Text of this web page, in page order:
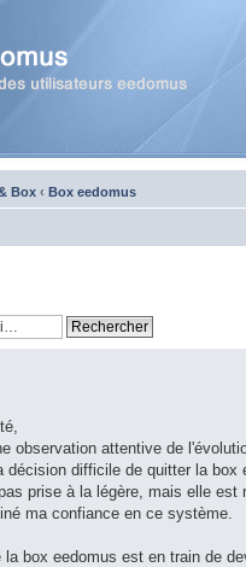
Box ‹ Box eedomus
observation attentive de
décision difficile de quitter la box
prise à la légère, mais elle est
ma confiance en ce système.
box eedomus est en train de